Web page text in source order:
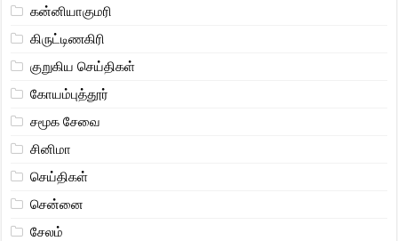
கன்னியாகுமரி
கிருட்டிணகிரி
குறுகிய செய்திகள்
கோயம்புத்தூர்
சமூக சேவை
சினிமா
செய்திகள்
சென்னை
சேலம்